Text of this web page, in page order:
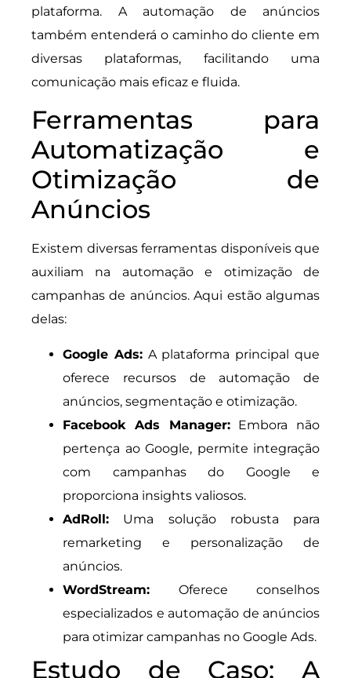
plataforma. A automação de anúncios
também entenderá o caminho do cliente em
diversas plataformas, facilitando uma
comunicação mais eficaz e fluida.
Ferramentas para
Automatização e
Otimização de
Anúncios
Existem diversas ferramentas disponíveis que
auxiliam na automação e otimização de
campanhas de anúncios. Aqui estão algumas
delas:
Google Ads:A plataforma principal que
oferece recursos de automação de
anúncios, segmentação e otimização.
Facebook Ads Manager:Embora não
pertença ao Google, permite integração
com campanhas do Google e
proporciona insights valiosos.
AdRoll: Uma solução robusta para
remarketing e personalização de
anúncios.
WordStream: Oferece conselhos
especializados e automação de anúncios
para otimizar campanhas no Google Ads.
Estudo de Caso: A